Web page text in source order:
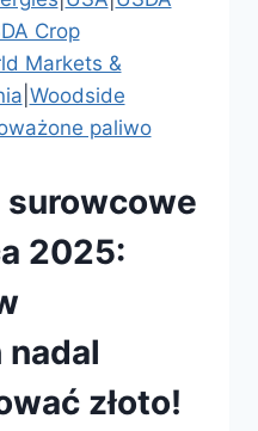
Crop
Markets &
Woodside
paliwo
2025:
złoto!